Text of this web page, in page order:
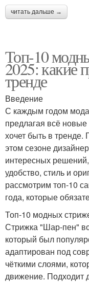
читать дальше →
Топ-10
2025: какие
тренде
Введение
С каждым годом
предлагая всё
хочет быть в тренде.
этом сезоне
интересных
удобство, стиль и
рассмотрим топ-10
года, которые
Топ-10 модных
Стрижка "Шар-пен"
который был
адаптирован под
чёткими слоями,
движение. Подходит